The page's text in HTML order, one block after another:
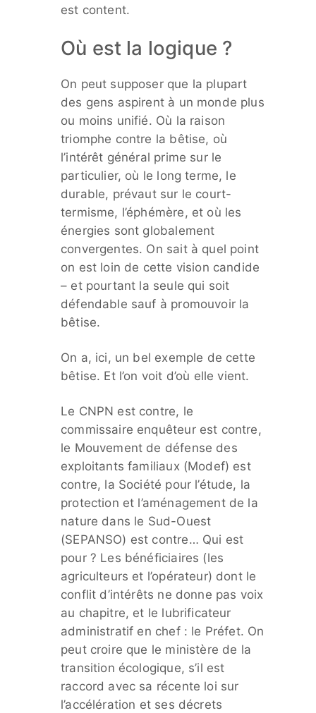
est content.
Où est la logique ?
On peut supposer que la plupart
des gens aspirent à un monde plus
ou moins unifié. Où la raison
triomphe contre la bêtise, où
l’intérêt général prime sur le
particulier, où le long terme, le
durable, prévaut sur le court-
termisme, l’éphémère, et où les
énergies sont globalement
convergentes. On sait à quel point
on est loin de cette vision candide
– et pourtant la seule qui soit
défendable sauf à promouvoir la
bêtise.
On a, ici, un bel exemple de cette
bêtise. Et l’on voit d’où elle vient.
Le CNPN est contre, le
commissaire enquêteur est contre,
le Mouvement de défense des
exploitants familiaux (Modef) est
contre, la Société pour l’étude, la
protection et l’aménagement de la
nature dans le Sud-Ouest
(SEPANSO) est contre… Qui est
pour ? Les bénéficiaires (les
agriculteurs et l’opérateur) dont le
conflit d’intérêts ne donne pas voix
au chapitre, et le lubrificateur
administratif en chef : le Préfet. On
peut croire que le ministère de la
transition écologique, s’il est
raccord avec sa récente loi sur
l’accélération et ses décrets